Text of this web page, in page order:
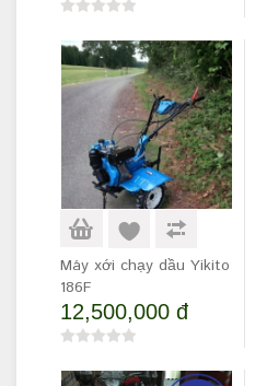
Máy xới chạy dầu Yikito
186F
12,500,000 đ